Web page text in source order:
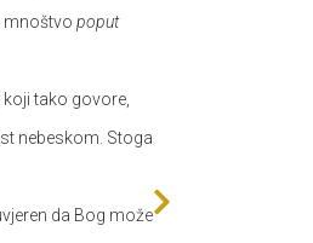
mnoštvo poput
koji tako govore,
nebeskom. Stoga
da Bog može